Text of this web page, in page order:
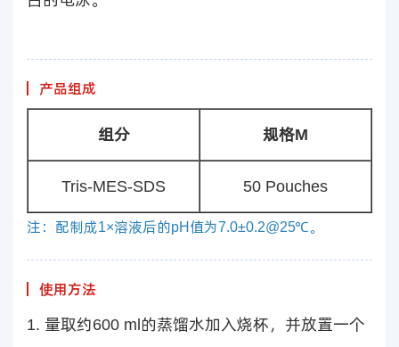
产品组成
组分 规格M
Tris-MES-SDS 50 Pouches
注：配制成1×溶液后的pH值为7.0±0.2@25℃。
使用方法
1. 量取约600 ml的蒸馏水加入烧杯，并放置一个